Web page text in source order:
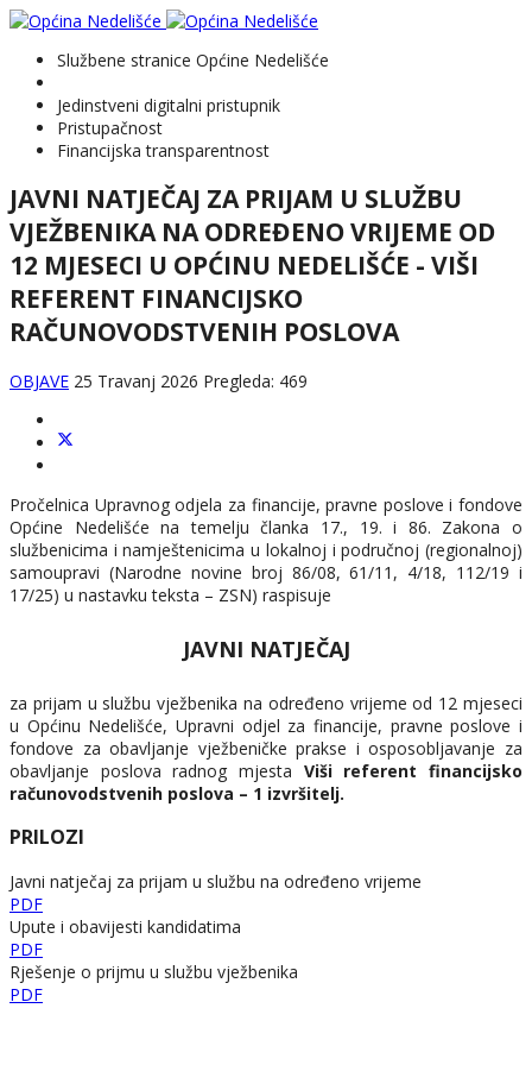
Službene stranice Općine Nedelišće
Jedinstveni digitalni pristupnik
Pristupačnost
Financijska transparentnost
JAVNI NATJEČAJ ZA PRIJAM U SLUŽBU
VJEŽBENIKA NA ODREĐENO VRIJEME OD
12 MJESECI U OPĆINU NEDELIŠĆE - VIŠI
REFERENT FINANCIJSKO
RAČUNOVODSTVENIH POSLOVA
OBJAVE 25 Travanj 2026 Pregleda: 469
Pročelnica Upravnog odjela za financije, pravne poslove i fondove
Općine Nedelišće na temelju članka 17., 19. i 86. Zakona o
službenicima i namještenicima u lokalnoj i područnoj (regionalnoj)
samoupravi (Narodne novine broj 86/08, 61/11, 4/18, 112/19 i
17/25) u nastavku teksta – ZSN) raspisuje
JAVNI NATJEČAJ
za prijam u službu vježbenika na određeno vrijeme od 12 mjeseci
u Općinu Nedelišće, Upravni odjel za financije, pravne poslove i
fondove za obavljanje vježbeničke prakse i osposobljavanje za
obavljanje poslova radnog mjesta Viši referent financijsko
računovodstvenih poslova – 1 izvršitelj.
PRILOZI
Javni natječaj za prijam u službu na određeno vrijeme
PDF
Upute i obavijesti kandidatima
PDF
Rješenje o prijmu u službu vježbenika
PDF